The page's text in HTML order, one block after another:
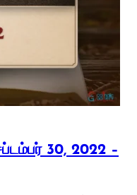
30, 2022 –